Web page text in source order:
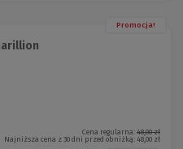
Promocja!
Cena regularna: 48,00 zł
Najniższa cena z 30 dni przed obniżką: 48,00 zł